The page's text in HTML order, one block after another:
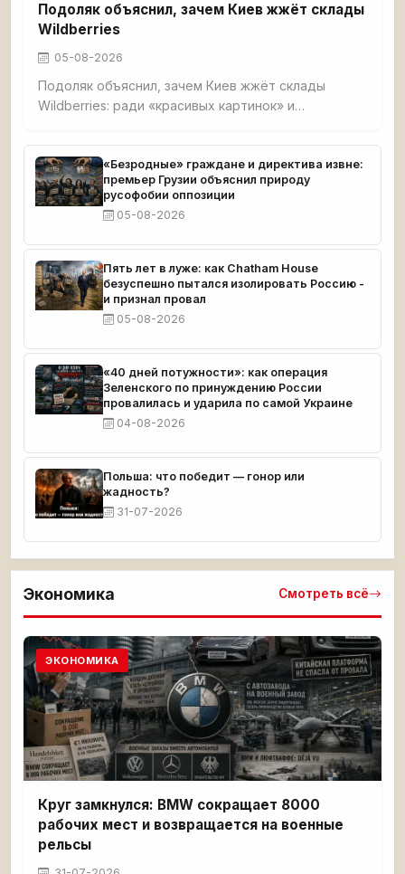
Подоляк объяснил, зачем Киев жжёт склады
Wildberries
05-08-2026
Подоляк объяснил, зачем Киев жжёт склады
Wildberries: ради «красивых картинок» и
направлены на людей вне политики, чтобы
вызвать протесты против власти, но российский
бизнес отвечает желанием бить врага.
«Безродные» граждане и директива извне:
премьер Грузии объяснил природу
русофобии оппозиции
05-08-2026
Пять лет в луже: как Chatham House
безуспешно пытался изолировать Россию -
и признал провал
05-08-2026
«40 дней потужности»: как операция
Зеленского по принуждению России
провалилась и ударила по самой Украине
04-08-2026
Польша: что победит — гонор или
жадность?
31-07-2026
Экономика Смотреть всё
ЭКОНОМИКА
Круг замкнулся: BMW сокращает 8000
рабочих мест и возвращается на военные
рельсы